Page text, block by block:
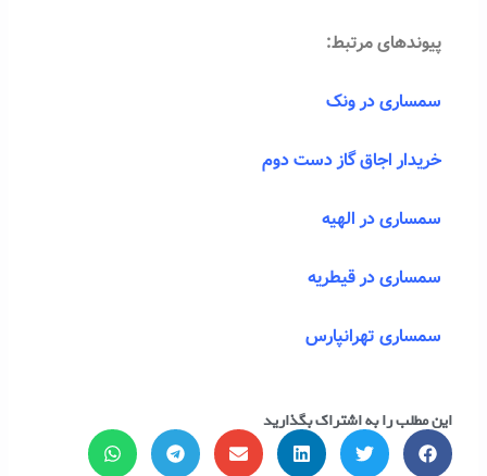
پیوندهای مرتبط:
سمساری در ونک
خریدار اجاق گاز دست دوم
سمساری در الهیه
سمساری در قیطریه
سمساری تهرانپارس
این مطلب را به اشتراک بگذارید